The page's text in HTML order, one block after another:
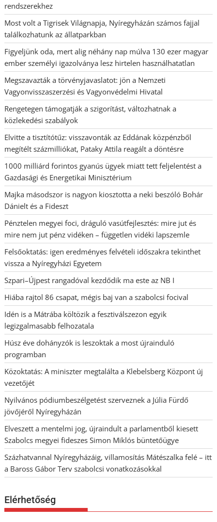
rendszerekhez
Most volt a Tigrisek Világnapja, Nyíregyházán számos fajjal
találkozhatunk az állatparkban
Figyeljünk oda, mert alig néhány nap múlva 130 ezer magyar
ember személyi igazolványa lesz hirtelen használhatatlan
Megszavazták a törvényjavaslatot: jön a Nemzeti
Vagyonvisszaszerzési és Vagyonvédelmi Hivatal
Rengetegen támogatják a szigorítást, változhatnak a
közlekedési szabályok
Elvitte a tisztítótűz: visszavonták az Eddának közpénzből
megítélt százmilliókat, Pataky Attila reagált a döntésre
1000 milliárd forintos gyanús ügyek miatt tett feljelentést a
Gazdasági és Energetikai Minisztérium
Majka másodszor is nagyon kiosztotta a neki beszóló Bohár
Dánielt és a Fideszt
Pénztelen megyei foci, dráguló vasútfejlesztés: mire jut és
mire nem jut pénz vidéken – független vidéki lapszemle
Felsőoktatás: igen eredményes felvételi időszakra tekinthet
vissza a Nyíregyházi Egyetem
Szpari–Újpest rangadóval kezdődik ma este az NB I
Hiába rajtol 86 csapat, mégis baj van a szabolcsi focival
Idén is a Mátrába költözik a fesztiválszezon egyik
legizgalmasabb felhozatala
Húsz éve dohányzók is leszoktak a most újrainduló
programban
Közoktatás: A miniszter megtalálta a Klebelsberg Központ új
vezetőjét
Nyilvános pódiumbeszélgetést szerveznek a Júlia Fürdő
jövőjéről Nyíregyházán
Elveszett a mentelmi jog, újraindult a parlamentből kiesett
Szabolcs megyei fideszes Simon Miklós büntetőügye
Százhatvannal Nyíregyházáig, villamosítás Mátészalka felé – itt
a Baross Gábor Terv szabolcsi vonatkozásokkal
Elérhetőség